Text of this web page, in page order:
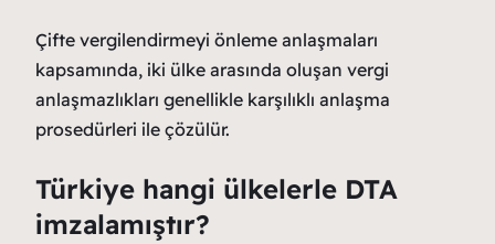
Çifte vergilendirmeyi önleme anlaşmaları
kapsamında, iki ülke arasında oluşan vergi
anlaşmazlıkları genellikle karşılıklı anlaşma
prosedürleri ile çözülür.
Türkiye hangi ülkelerle DTA
imzalamıştır?